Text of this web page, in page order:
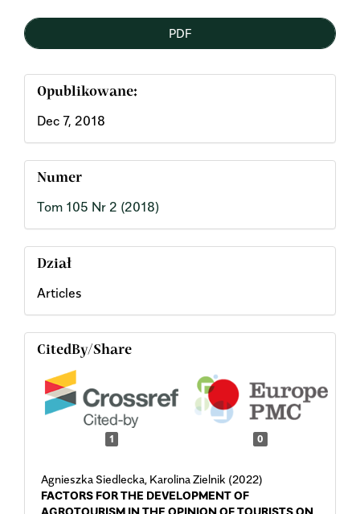
PDF
Opublikowane:
Dec 7, 2018
Numer
Tom 105 Nr 2 (2018)
Dział
Articles
CitedBy/Share
1 0
Agnieszka Siedlecka, Karolina Zielnik (2022)
FACTORS FOR THE DEVELOPMENT OF